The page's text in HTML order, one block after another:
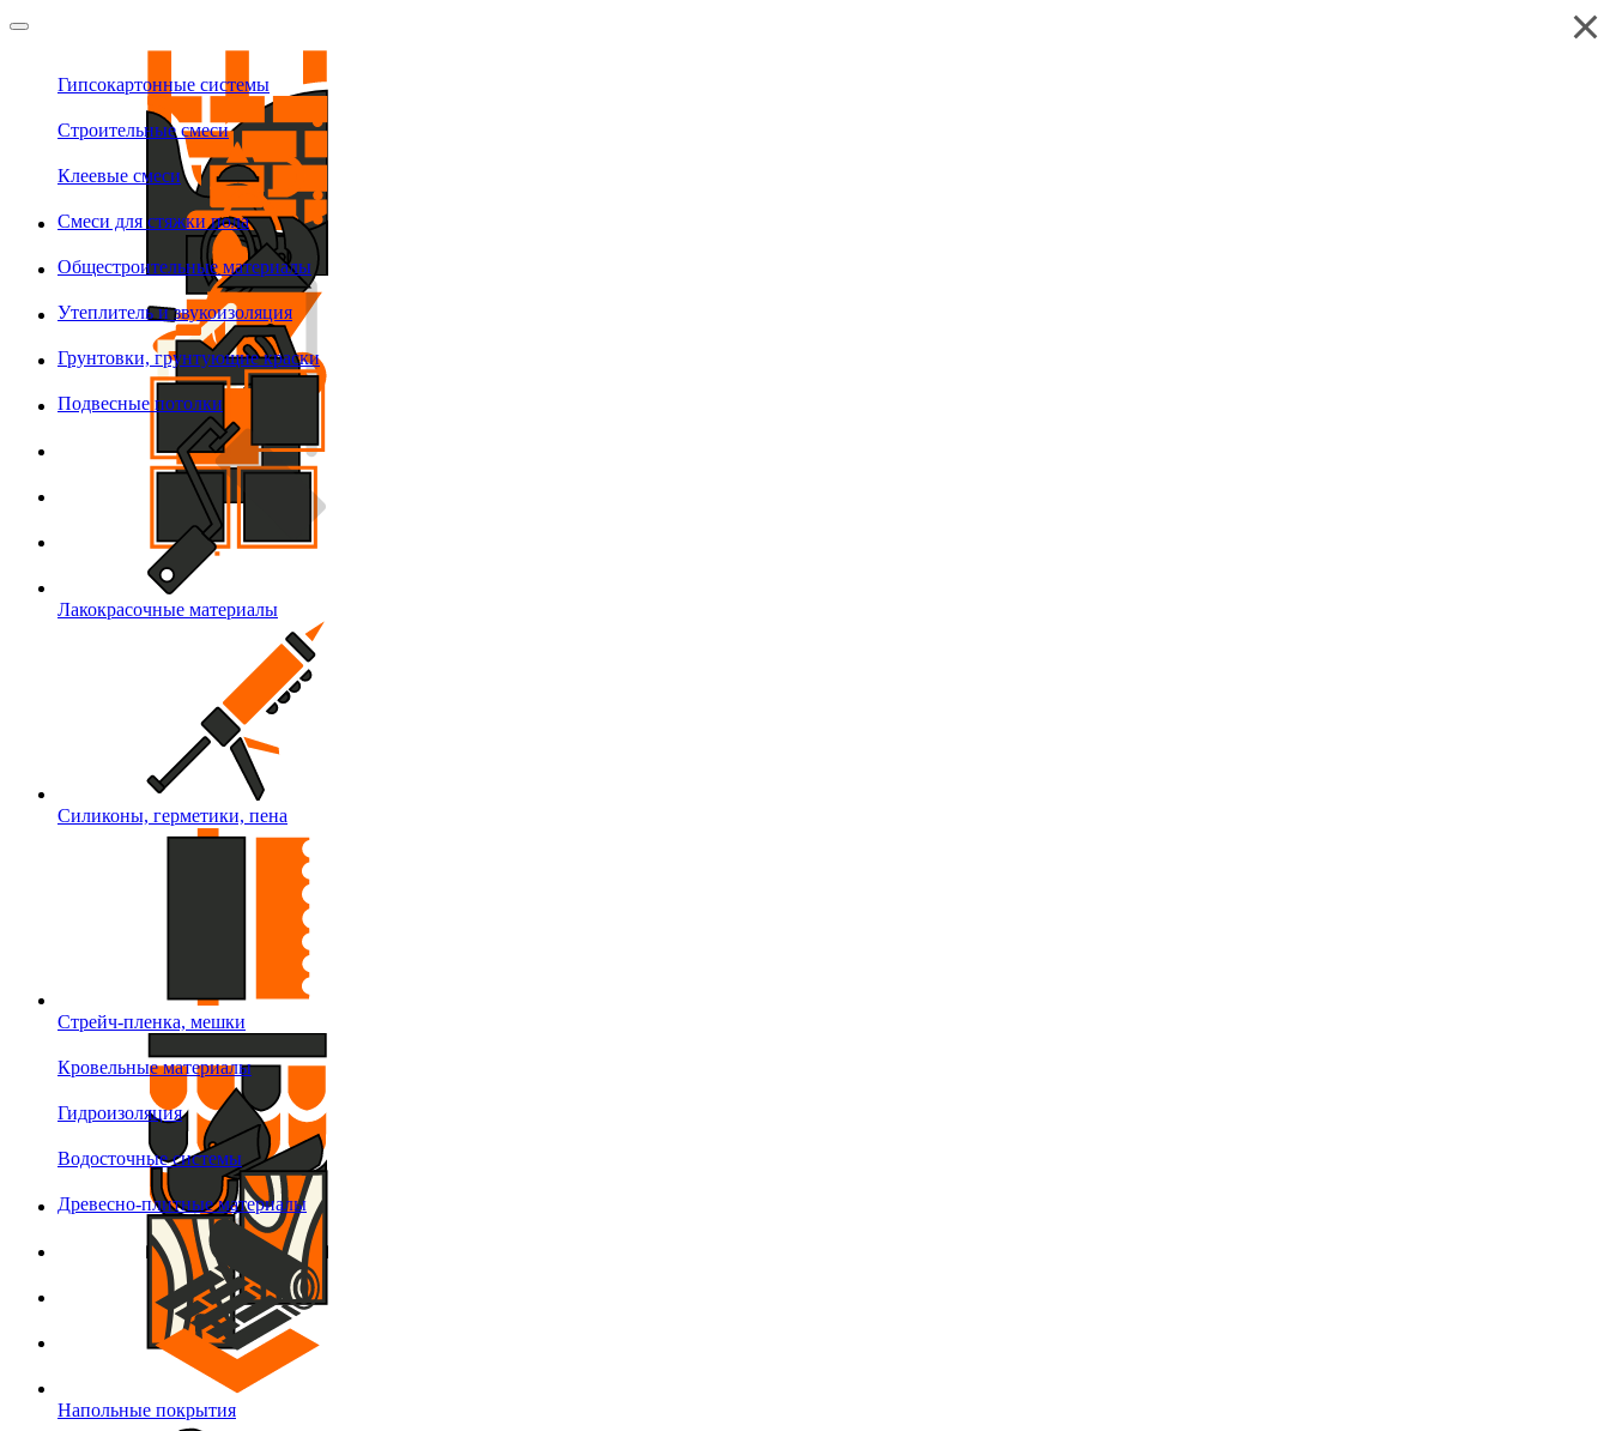
Гипсокартонные системы
Строительные смеси
Клеевые смеси
Смеси для стяжки пола
Общестроительные материалы
Утеплитель и звукоизоляция
Грунтовки, грунтующие краски
Подвесные потолки
Лакокрасочные материалы
Силиконы, герметики, пена
Стрейч-пленка, мешки
Кровельные материалы
Гидроизоляция
Водосточные системы
Древесно-плитные материалы
Напольные покрытия